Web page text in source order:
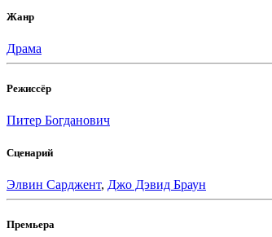
Жанр
Драма
Режиссёр
Питер Богданович
Сценарий
Элвин Сарджент, Джо Дэвид Браун
Премьера